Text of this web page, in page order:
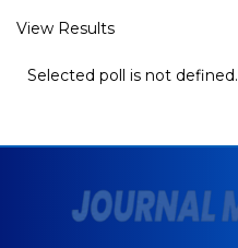
View Results
Selected poll is not defined.